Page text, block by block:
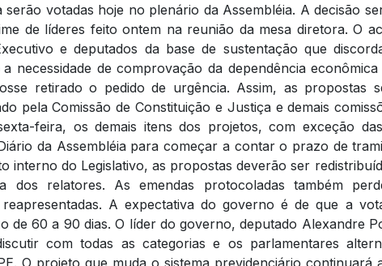
serão votadas hoje no plenário da Assembléia. A decisão
de líderes feito ontem na reunião da mesa diretora. O
e deputados da base de sustentação que
a necessidade de comprovação da dependência
retirado o pedido de urgência. Assim, as propostas
pela Comissão de Constituição e Justiça e demais
feira, os demais itens dos projetos, com exceção
da Assembléia para começar a contar o prazo de
interno do Legislativo, as propostas deverão ser
dos relatores. As emendas protocoladas também
A expectativa do governo é de que a
de 60 a 90 dias.O líder do governo, deputado Alexandre
com todas as categorias e os parlamentares
O projeto que muda o sistema previdenciário continuará